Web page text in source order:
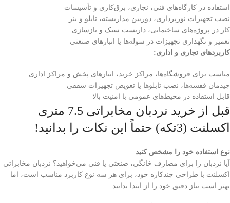
استفاده در کارگاه‌های فنی، نجاری، برق‌کاری و تأسیسات
نصب تجهیزات نورپردازی، دوربین مداربسته، تابلو و بنر
کار در پروژه‌های ساختمانی، داربست سبک و بازسازی
تعمیر و نگهداری تجهیزات در سوله‌ها یا انبارهای صنعتی
کاربردهای تجاری و اداری:
مناسب برای فروشگاه‌ها، مراکز خرید، انبارهای پخش و مراکز اداری
چیدمان قفسه‌ها، نصب تابلوها یا تعویض تجهیزات سقفی
قابل استفاده در محیط‌های عمومی با امنیت بالا
قبل از خرید نردبان مخابراتی 7.5 متری
اکسلنت (3تکه) حتماً این نکات را بدانید!
نوع استفاده خود را مشخص کنید
آیا نردبان را برای مصارف خانگی، صنعتی یا فنی می‌خواهید؟ نردبان مخابراتی
اکسلنت با طراحی چندکاره خود، برای هر سه نوع کاربرد مناسب است، اما
بهتر است نیاز دقیق خود را از ابتدا بدانید.